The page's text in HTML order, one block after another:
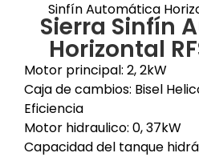
Sinfín Automática
Sierra Sinfín
Horizontal
Motor principal: 2, 2kW
Caja de cambios: Bisel
Eficiencia
Motor hidraulico: 0, 37kW
Capacidad del tanque